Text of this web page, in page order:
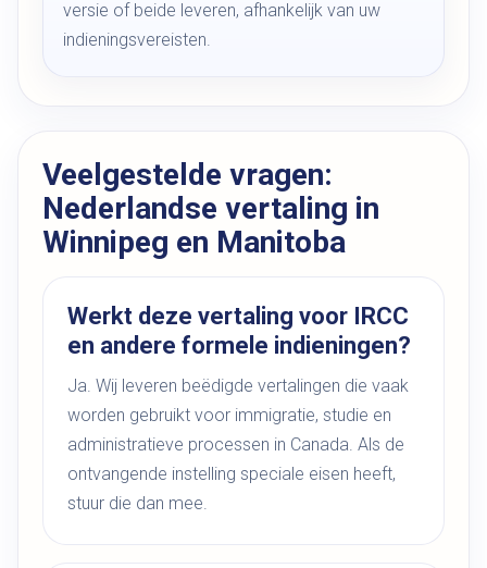
versie of beide leveren, afhankelijk van uw
indieningsvereisten.
Veelgestelde vragen:
Nederlandse vertaling in
Winnipeg en Manitoba
Werkt deze vertaling voor IRCC
en andere formele indieningen?
Ja. Wij leveren beëdigde vertalingen die vaak
worden gebruikt voor immigratie, studie en
administratieve processen in Canada. Als de
ontvangende instelling speciale eisen heeft,
stuur die dan mee.